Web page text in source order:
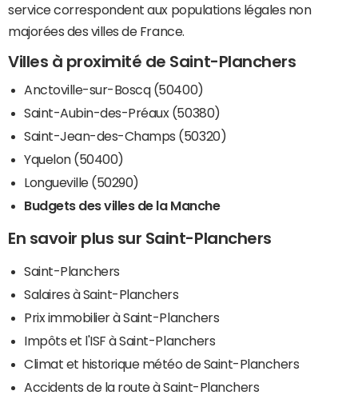
service correspondent aux populations légales non
majorées des villes de France.
Villes à proximité de Saint-Planchers
Anctoville-sur-Boscq (50400)
Saint-Aubin-des-Préaux (50380)
Saint-Jean-des-Champs (50320)
Yquelon (50400)
Longueville (50290)
Budgets des villes de la Manche
En savoir plus sur Saint-Planchers
Saint-Planchers
Salaires à Saint-Planchers
Prix immobilier à Saint-Planchers
Impôts et l'ISF à Saint-Planchers
Climat et historique météo de Saint-Planchers
Accidents de la route à Saint-Planchers